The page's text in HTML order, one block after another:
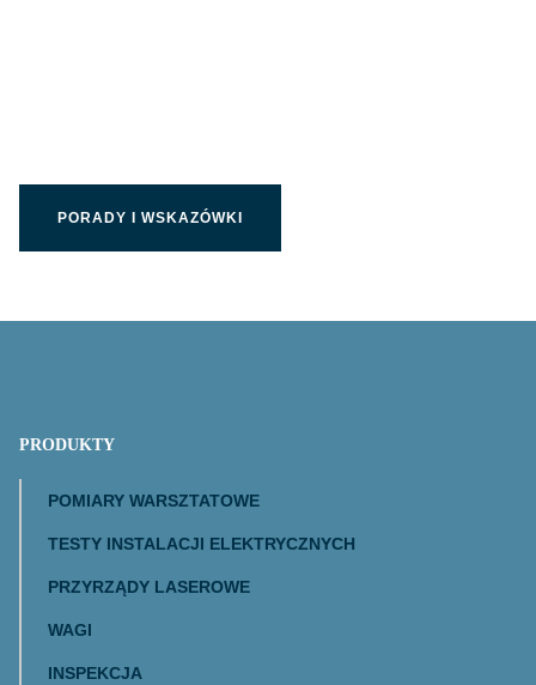
PORADY I WSKAZÓWKI
PRODUKTY
POMIARY WARSZTATOWE
TESTY INSTALACJI ELEKTRYCZNYCH
PRZYRZĄDY LASEROWE
WAGI
INSPEKCJA